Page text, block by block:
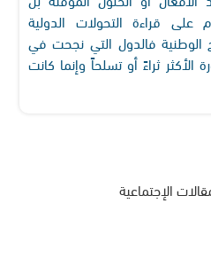
قراءة التحولات الدولية
الوطنية فالدول التي نجحت في
ثراءً أو تسلحاً وإنما كانت
الإجتماعية